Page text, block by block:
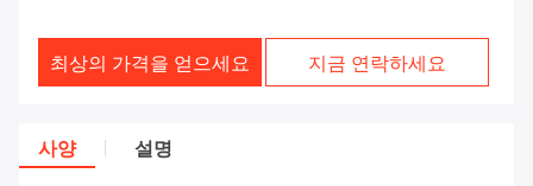
최상의 가격을 얻으세요 지금 연락하세요
사양 설명